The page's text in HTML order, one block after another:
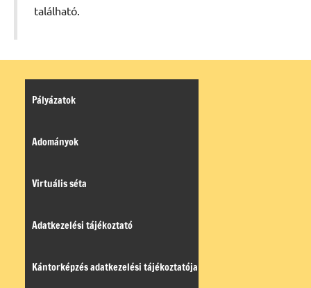
található.
Pályázatok
Adományok
Virtuális séta
Adatkezelési tájékoztató
Kántorképzés adatkezelési tájékoztatója